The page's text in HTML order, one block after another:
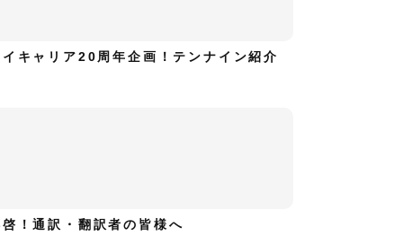
イキャリア20周年企画！テンナイン紹介
啓！通訳・翻訳者の皆様へ